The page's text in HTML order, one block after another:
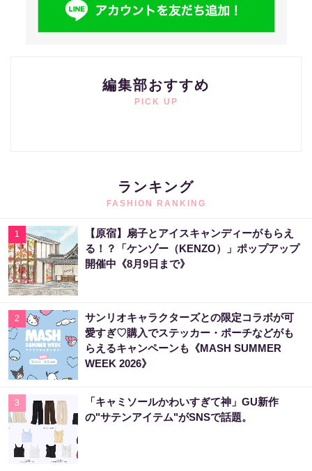
編集部おすすめ
PICK UP
ランキング
FASHION RANKING
1
【原宿】扇子とアイスキャンディーがもらえ
る！？「ケンゾー（KENZO）」ポップアップ
開催中《8月9日まで》
2
サンリオキャラクターズとの限定コラボが可
愛すぎ♡購入でステッカー・ポーチなどがも
らえるキャンペーンも《MASH SUMMER
WEEK 2026》
3
「キャミソールかわいすぎて神」GU新作
の"サテンアイテム"がSNSで話題。